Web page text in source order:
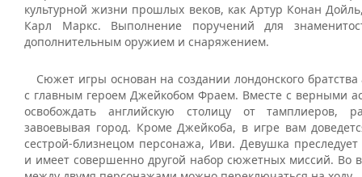
культурной жизни прошлых веков, как Артур Конан
Карл Маркс. Выполнение поручений для
дополнительным оружием и снаряжением.
Сюжет игры основан на создании лондонского братства
с главным героем Джейкобом Фраем. Вместе с верными
освобождать английскую столицу от тамплиеров,
завоевывая город. Кроме Джейкоба, в игре вам
сестрой-близнецом персонажа, Иви. Девушка
и имеет совершенно другой набор сюжетных миссий. Во